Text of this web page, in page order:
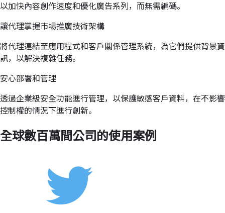
以加快內容創作速度和優化廣告系列，而無需編碼。
讓代理掌握市場推廣技術架構
將代理連結至應用程式和客戶關係管理系統，為它們提供背景資
訊，以解決複雜任務。
安心部署和管理
透過企業級安全功能進行管理，以保護敏感客戶資料，在不影響
控制權的情況下進行創新。
全球數百萬間公司的使用案例